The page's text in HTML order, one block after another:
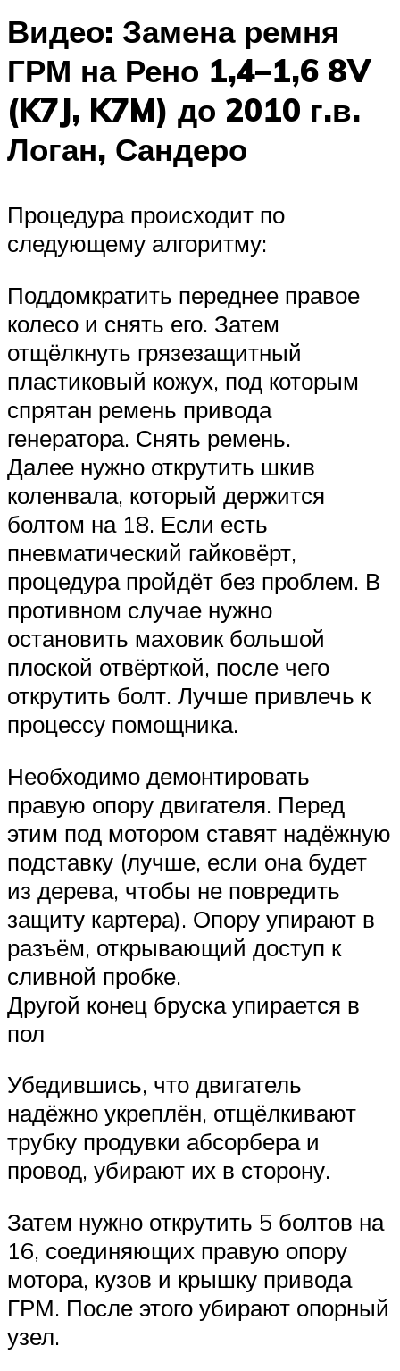
Видео: Замена ремня
ГРМ на Рено 1,4–1,6 8V
(K7J, K7M) до 2010 г.в.
Логан, Сандеро
Процедура происходит по
следующему алгоритму:
Поддомкратить переднее правое
колесо и снять его. Затем
отщёлкнуть грязезащитный
пластиковый кожух, под которым
спрятан ремень привода
генератора. Снять ремень.
Далее нужно открутить шкив
коленвала, который держится
болтом на 18. Если есть
пневматический гайковёрт,
процедура пройдёт без проблем. В
противном случае нужно
остановить маховик большой
плоской отвёрткой, после чего
открутить болт. Лучше привлечь к
процессу помощника.
Необходимо демонтировать
правую опору двигателя. Перед
этим под мотором ставят надёжную
подставку (лучше, если она будет
из дерева, чтобы не повредить
защиту картера). Опору упирают в
разъём, открывающий доступ к
сливной пробке.
Другой конец бруска упирается в
пол
Убедившись, что двигатель
надёжно укреплён, отщёлкивают
трубку продувки абсорбера и
провод, убирают их в сторону.
Затем нужно открутить 5 болтов на
16, соединяющих правую опору
мотора, кузов и крышку привода
ГРМ. После этого убирают опорный
узел.